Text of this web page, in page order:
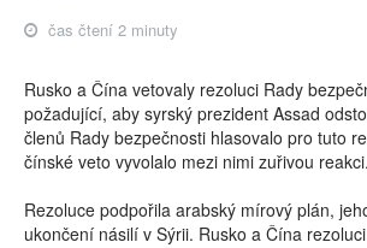
čas čtení 2 minuty
Rusko a Čína vetovaly rezoluci Rady
požadující, aby syrský prezident Assad
členů Rady bezpečnosti hlasovalo pro tuto
čínské veto vyvolalo mezi nimi zuřivou reakci.
Rezoluce podpořila arabský mírový plán,
ukončení násilí v Sýrii. Rusko a Čína